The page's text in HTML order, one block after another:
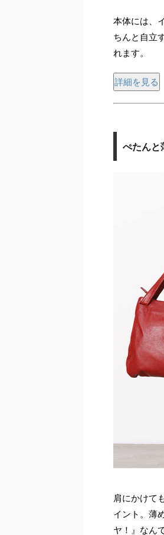
本体には、
ちんと自立
れます。
詳細を見る
ぺたんと
肩にかけて
イント。薄
ヤ！』なん